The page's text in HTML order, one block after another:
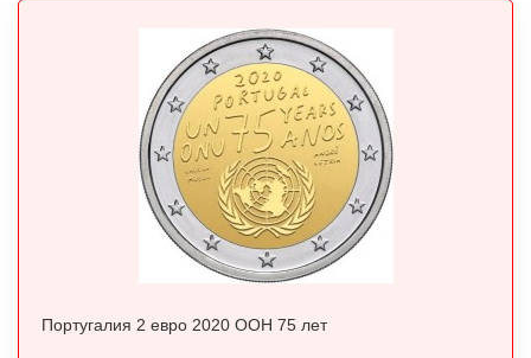
Португалия 2 евро 2020 ООН 75 лет